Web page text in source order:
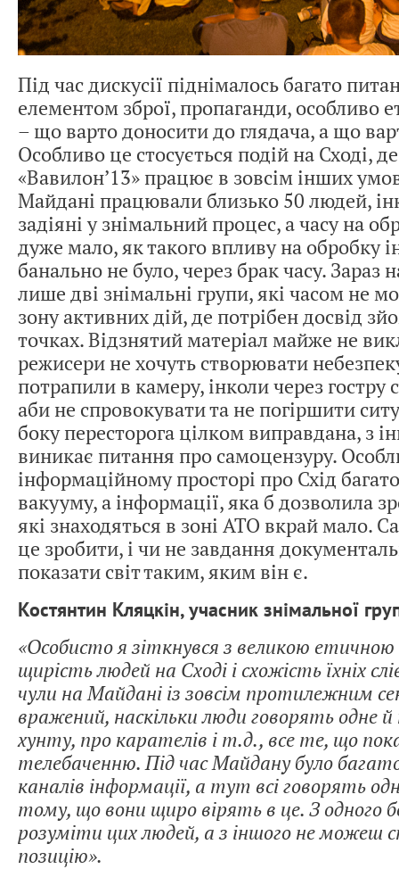
Під час дискусії піднімалось багато
елементом зброї, пропаганди, особливо
– що варто доносити до глядача, а що
Особливо це стосується подій на Сході,
«Вавилон’13» працює в зовсім інших
Майдані працювали близько 50 людей,
задіяні у знімальний процес, а часу на
дуже мало, як такого впливу на обробку
банально не було, через брак часу. Зараз
лише дві знімальні групи, які часом не
зону активних дій, де потрібен досвід
точках. Відзнятий матеріал майже не
режисери не хочуть створювати
потрапили в камеру, інколи через гостру
аби не спровокувати та не погіршити
боку пересторога цілком виправдана, з
виникає питання про самоцензуру.
інформаційному просторі про Схід
вакууму, а інформації, яка б дозволила
які знаходяться в зоні АТО вкрай мало.
це зробити, і чи не завдання
показати світ таким, яким він є.
Костянтин Кляцкін, учасник знімальної
«Особисто я зіткнувся з великою
щирість людей на Сході і схожість їхніх
чули на Майдані із зовсім протилежним
вражений, наскільки люди говорять одне
хунту, про карателів і т.д., все те, що
телебаченню. Під час Майдану було
каналів інформації, а тут всі говорять
тому, що вони щиро вірять в це. З одного
розуміти цих людей, а з іншого не можеш
позицію».